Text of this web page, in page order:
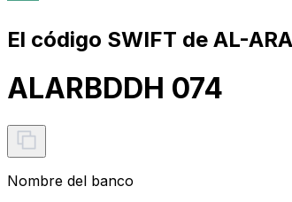
El código SWIFT de AL-
ALARBDDH 074
Nombre del banco